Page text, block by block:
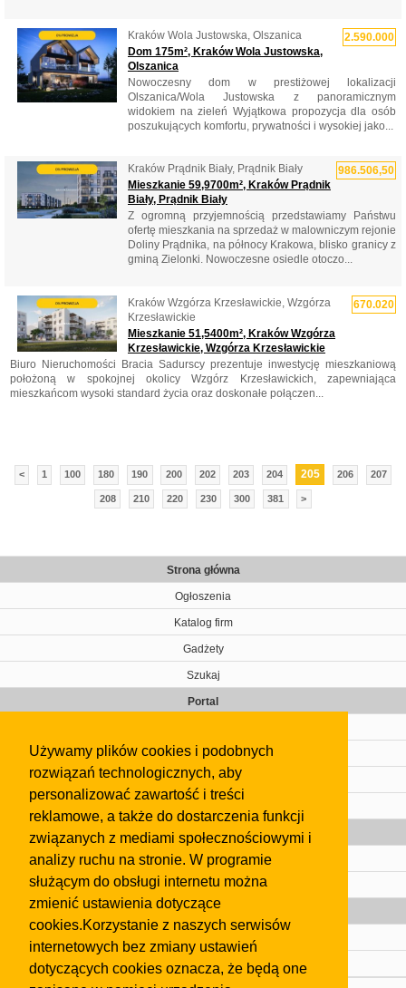
Używamy plików cookies i podobnych
rozwiązań technologicznych, aby
personalizować zawartość i treści
reklamowe, a także do dostarczenia funkcji
związanych z mediami społecznościowymi i
analizy ruchu na stronie. W programie
służącym do obsługi internetu można
zmienić ustawienia dotyczące
cookies.Korzystanie z naszych serwisów
internetowych bez zmiany ustawień
dotyczących cookies oznacza, że będą one
2.590.000
Kraków Wola Justowska, Olszanica
Dom 175m², Kraków Wola Justowska,
Olszanica
Nowoczesny dom w prestiżowej lokalizacji
Olszanica/Wola Justowska z panoramicznym
widokiem na zieleń Wyjątkowa propozycja dla osób
poszukujących komfortu, prywatności i wysokiej jako...
986.506,50
Kraków Prądnik Biały, Prądnik Biały
Mieszkanie 59,9700m², Kraków Prądnik
Biały, Prądnik Biały
Z ogromną przyjemnością przedstawiamy Państwu
ofertę mieszkania na sprzedaż w malowniczym rejonie
Doliny Prądnika, na północy Krakowa, blisko granicy z
gminą Zielonki. Nowoczesne osiedle otoczo...
670.020
Kraków Wzgórza Krzesławickie, Wzgórza
Krzesławickie
Mieszkanie 51,5400m², Kraków Wzgórza
Krzesławickie, Wzgórza Krzesławickie
Biuro Nieruchomości Bracia Sadurscy prezentuje inwestycję mieszkaniową
położoną w spokojnej okolicy Wzgórz Krzesławickich, zapewniająca
mieszkańcom wysoki standard życia oraz doskonałe połączen...
< 1 100 180 190 200 202 203 204 205 206 207
208 210 220 230 300 381 >
Strona główna
Ogłoszenia
Katalog firm
Gadżety
Szukaj
Portal
Kontakt
Regulamin
Gazeta
Olkusz
Kontakt
Strefa dla biznesu
Biura nieruchomości
Dealerzy i autokomisy